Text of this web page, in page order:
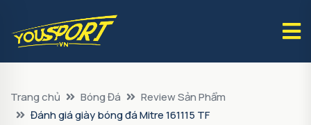
Trang chủ Bóng Đá
Review Sản Phẩm
Đánh giá giày bóng đá Mitre 161115 TF